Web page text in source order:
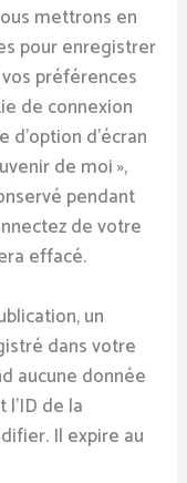
mettrons en
pour enregistrer
préférences
de connexion
d’option d’écran
de moi »,
pendant
de votre
effacé.
un
dans votre
aucune donnée
de la
Il expire au